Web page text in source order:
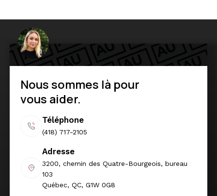
Nous sommes là pour
vous aider.
Téléphone
(418) 717-2105
Adresse
3200, chemin des Quatre-Bourgeois, bureau
103
Québec, QC, G1W 0G8